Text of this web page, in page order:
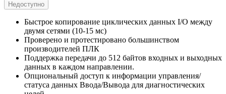
Недоступно
Быстрое копирование циклических данных I/O между
двумя сетями (10-15 мс)
Проверено и протестировано большинством
производителей ПЛК
Поддержка передачи до 512 байтов входных и выходных
данных в каждом направлении.
Опциональный доступ к информации управления/
статуса данных Ввода/Вывода для диагностических